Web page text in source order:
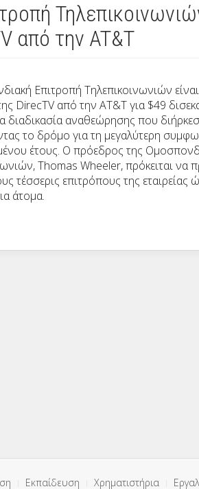
από την AT&T
Επιτροπή Τηλεπικοινωνιών είναι
DirecTV από την AT&T για $49
διαδικασία αναθεώρησης που
το δρόμο για τη μεγαλύτερη
έτους. Ο πρόεδρος της
Thomas Wheeler, πρόκειται να
τέσσερις επιτρόπους της εταιρείας
άτομα.
Εκπαίδευση Χρηματιστήρια